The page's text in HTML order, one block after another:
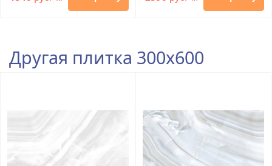
Другая плитка 300x600